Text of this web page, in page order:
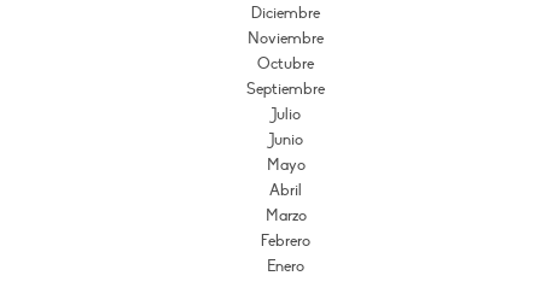
Diciembre
Noviembre
Octubre
Septiembre
Julio
Junio
Mayo
Abril
Marzo
Febrero
Enero